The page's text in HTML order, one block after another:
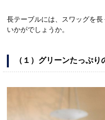
長テーブルには、スワッグを
いかがでしょうか。
（１）グリーンたっぷ